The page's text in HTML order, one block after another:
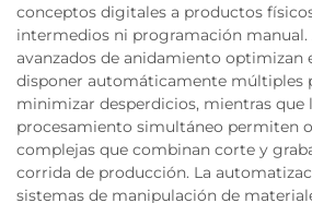
conceptos digitales a productos
intermedios ni programación
avanzados de anidamiento optimizan
disponer automáticamente múltiples
minimizar desperdicios, mientras que
procesamiento simultáneo permiten
complejas que combinan corte y
corrida de producción. La
sistemas de manipulación de